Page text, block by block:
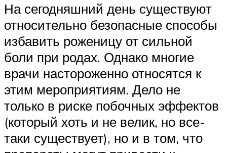
На сегодняшний день существуют
относительно безопасные способы
избавить роженицу от сильной
боли при родах. Однако многие
врачи настороженно относятся к
этим мероприятиям. Дело не
только в риске побочных эффектов
(который хоть и не велик, но все-
таки существует), но и в том, что